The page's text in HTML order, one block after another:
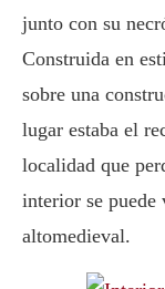
junto con su
Construida en
sobre una
lugar estaba el
localidad que
interior se puede
altomedieval.